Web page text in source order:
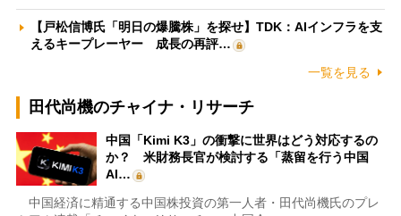
【戸松信博氏「明日の爆騰株」を探せ】TDK：AIインフラを支
えるキープレーヤー 成長の再評…
一覧を見る
田代尚機のチャイナ・リサーチ
中国「Kimi K3」の衝撃に世界はどう対応するの
か？ 米財務長官が検討する「蒸留を行う中国
AI…
中国経済に精通する中国株投資の第一人者・田代尚機氏のプレ